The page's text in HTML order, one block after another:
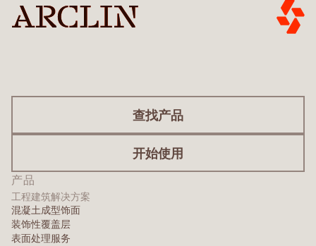
产品
工程建筑解决方案
混凝土成型饰面
装饰性覆盖层
表面处理服务
查找产品
开始使用